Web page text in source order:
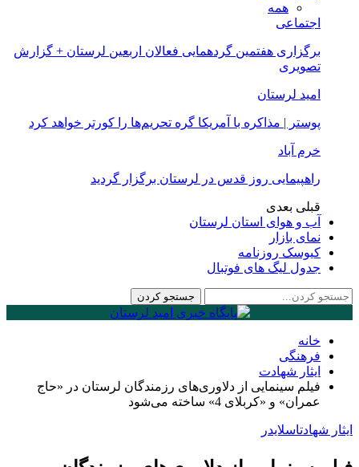
همه
اجتماعی
برگزاری هفتمین گردهمایی فعالان اربعین لرستان + گزارش
تصویری
امید لرستان
پوستر | مذاکره با آمریکا گره تحریم‌ها را کورتر خواهد کرد
خرم آباد
راهپیمایی روز قدس در لرستان برگزار گردید
قبلی بعدی
آب و هوای استان لرستان
نمای بازار
کیوسک روزنامه
جدول لیگ های فوتبال
خانه
فرهنگی
ایثار شهادت
فیلم سینمایی از دلاوری‌های رزمندگان لرستان در «حاج
عمران» و «کربلای 4» ساخته می‌شود
ایثار شهادتاسلایدر